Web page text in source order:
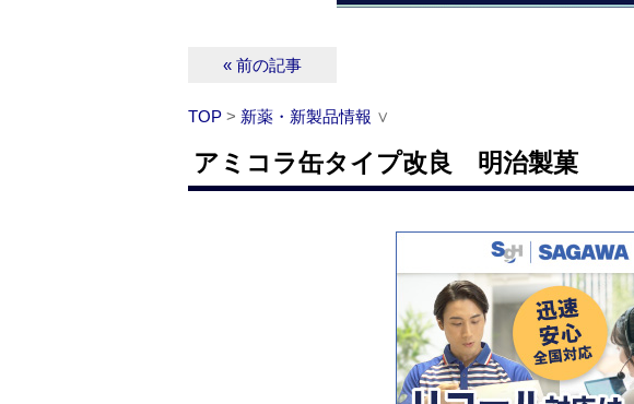
« 前の記事
TOP > 新薬・新製品情報 ∨
アミコラ缶タイプ改良 明治製菓